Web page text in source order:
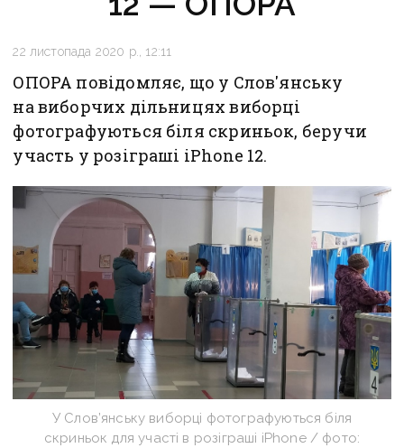
22 листопада 2020 р., 12:11
ОПОРА повідомляє, що у Слов'янську
на виборчих дільницях виборці
фотографуються біля скриньок, беручи
участь у розіграші iPhone 12.
У Слов’янську виборці фотографуються біля
скриньок для участі в розіграші iPhone / фото: